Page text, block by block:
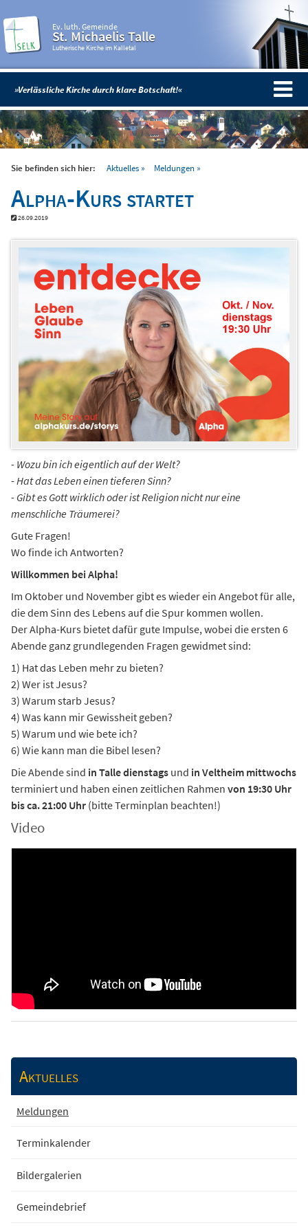
Ev. luth. Gemeinde
St. Michaelis Talle
Lutherische Kirche im Kalletal
»Verlässliche Kirche durch klare Botschaft!«
Sie befinden sich hier: Aktuelles Meldungen
Alpha-Kurs startet
26.09.2019
- Wozu bin ich eigentlich auf der Welt?
-Hat das Leben einen tieferen Sinn?
- Gibt es Gott wirklich oder ist Religion nicht nur eine
menschliche Träumerei?
Gute Fragen!
Wo finde ich Antworten?
Willkommen bei Alpha!
Im Oktober und November gibt es wieder ein Angebot für alle,
die dem Sinn des Lebens auf die Spur kommen wollen.
Der Alpha-Kurs bietet dafür gute Impulse, wobei die ersten 6
Abende ganz grundlegenden Fragen gewidmet sind:
1) Hat das Leben mehr zu bieten?
2) Wer ist Jesus?
3) Warum starb Jesus?
4) Was kann mir Gewissheit geben?
5) Warum und wie bete ich?
6) Wie kann man die Bibel lesen?
Die Abende sind in Talle dienstags und in Veltheim mittwochs
terminiert und haben einen zeitlichen Rahmen von 19:30 Uhr
bis ca. 21:00 Uhr (bitte Terminplan beachten!)
Video
Aktuelles
Meldungen
Terminkalender
Bildergalerien
Gemeindebrief